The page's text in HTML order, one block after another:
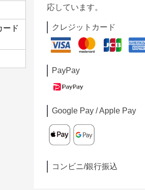
ード
応しています。
クレジットカード
PayPay
Google Pay / Apple Pay
コンビニ/銀行振込